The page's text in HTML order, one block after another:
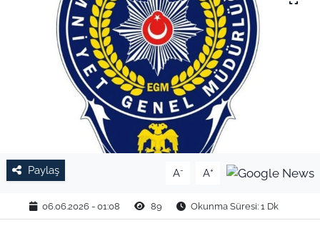
Paylaş A- A+
06.06.2026 - 01:08 89 Okunma Süresi: 1 Dk
EĞİTİM
TARIM VE HAYVANCILIK
KÜLTÜR SANAT
RESMİ İLAN
SPOR
YAŞAM